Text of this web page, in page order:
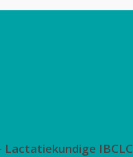
Lactatiekundige IBCLC